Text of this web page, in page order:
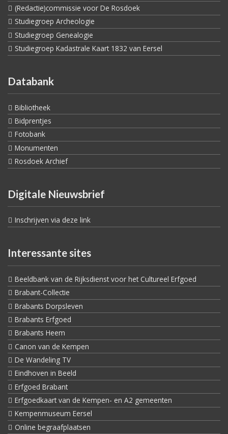
(Redactie)commissie voor De Rosdoek
Studiegroep Archeologie
Studiegroep Genealogie
Studiegroep Kadastrale Kaart 1832 van Eersel
Databank
Bibliotheek
Bidprentjes
Fotobank
Monumenten
Rosdoek Archief
Digitale Nieuwsbrief
Inschrijven via deze link
Interessante sites
Beeldbank van de Rijksdienst voor het Cultureel Erfgoed
Brabant-Collectie
Brabants Dorpsleven
Brabants Erfgoed
Brabants Heem
Canon van de Kempen
De Wandeling TV
Eindhoven in Beeld
Erfgoed Brabant
Erfgoedkaart van de Kempen- en A2 gemeenten
Kempenmuseum Eersel
Online begraafplaatsen